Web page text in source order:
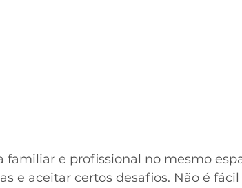
familiar e profissional no mesmo
e aceitar certos desafios. Não é fácil